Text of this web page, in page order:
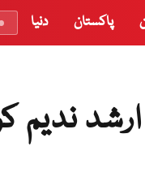
پاکستان دنیا
ندیم